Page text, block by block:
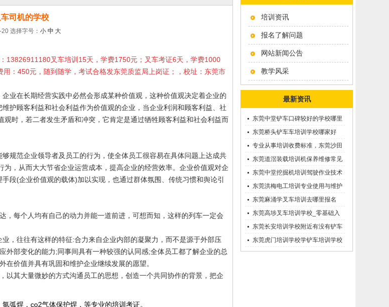
培训资讯
报名了解问题
网站新闻公告
教学风采
最新资讯
东莞中堂铲车口碑较好的学校哪里
有？
东莞桥头铲车车培训学校哪家好
呢？推荐一下
专业从事培训收费标准，东莞沙田
优质的学叉车考证价钱
东莞道滘装载培训机保养维修常见
问题等知识大全
东莞中堂挖掘机培训驾驶作业技术
东莞洪梅电工培训专业使用与维护
接触调压噐？
东莞麻涌学叉车培训去哪里报名
东莞高埗叉车培训学校_零基础入
学_随到随学
东莞长安培训学校附近有没有铲车
培训的-
东莞虎门培训学校学铲车培训学校
在哪里_
司机的学校
20 选择字号： 小 中 大
：13826911180叉车培训15天，学费1750元；叉车考证6天，学费1000
：450元，随到随学，考试合格发东莞质监局上岗证；，校址：东莞市
业在长期经营实践中必然会形成某种价值观，这种价值观决定着企业的
护顾客利益和社会利益作为价值观的企业，当企业利润和顾客利益、社
观时，若二者发生矛盾和冲突，它肯定是通过牺牲顾客利益和社会利益而
规范企业领导者及员工的行为，使全体员工很容易在具体问题上达成共
为，从而大大节省企业运营成本，提高企业的经营效率。企业价值观对企
手段(企业价值观的载体)加以实现，也通过群体氛围、传统习惯和舆论引
，每个人均有自己的动力并能一道前进，可想而知，这样的列车一定会
，往往有这样的特征:合力来自企业内部的凝聚力，而不是源于外部压
外部变化的能力;同事间具有一种较强的认同感;全体员工都了解企业的总
在价值并具有巩固和维护企业继续发展的愿望。
以其大量微妙的方式沟通员工的思想，创造一个共同协作的背景，把企
弧焊，co2气体保护焊，等专业的培训考证。